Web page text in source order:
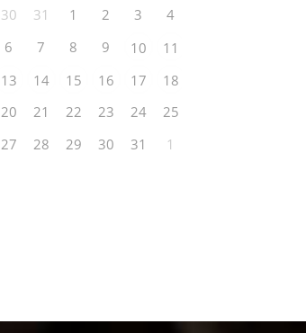
30 31 1 2 3 4
6
7 8 9 10 11
13
14 15 16 17 18
20
21 22 23 24 25
27
28 29 30 31 1